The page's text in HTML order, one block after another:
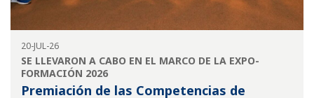
20-JUL-26
SE LLEVARON A CABO EN EL MARCO DE LA EXPO-
FORMACIÓN 2026
Premiación de las Competencias de